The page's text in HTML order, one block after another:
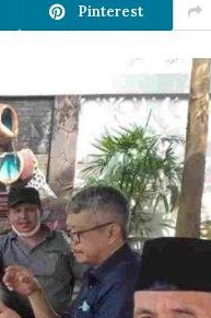
Pinterest